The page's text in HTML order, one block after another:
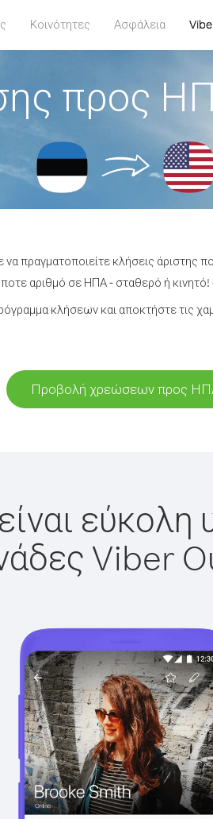
Κοινότητες Ασφάλεια
προς
πραγματοποιείτε κλήσεις άριστης
αριθμό σε ΗΠΑ - σταθερό ή
κλήσεων και αποκτήστε τις
Προβολή χρεώσεων προς
Viber